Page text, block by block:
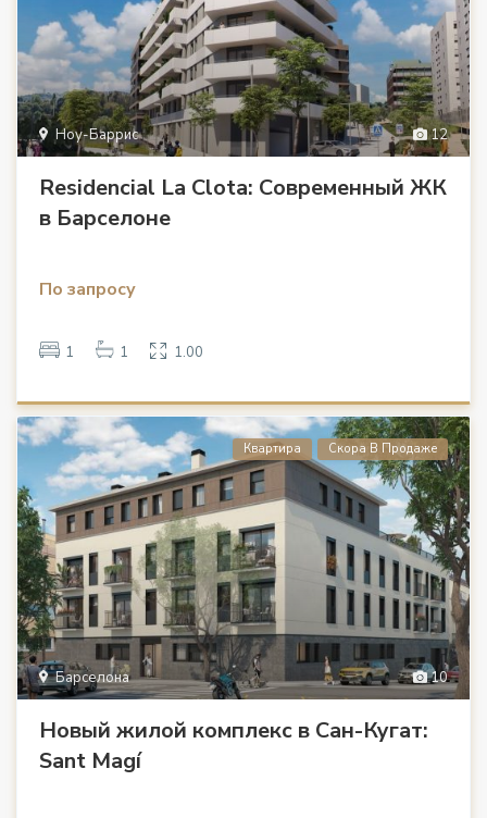
12
Ноу-Баррис
Residencial La Clota: Современный ЖК
в Барселоне
По запросу
1 1 1.00
10
Барселона
Квартира Скора В Продаже
Новый жилой комплекс в Сан-Кугат:
Sant Magí